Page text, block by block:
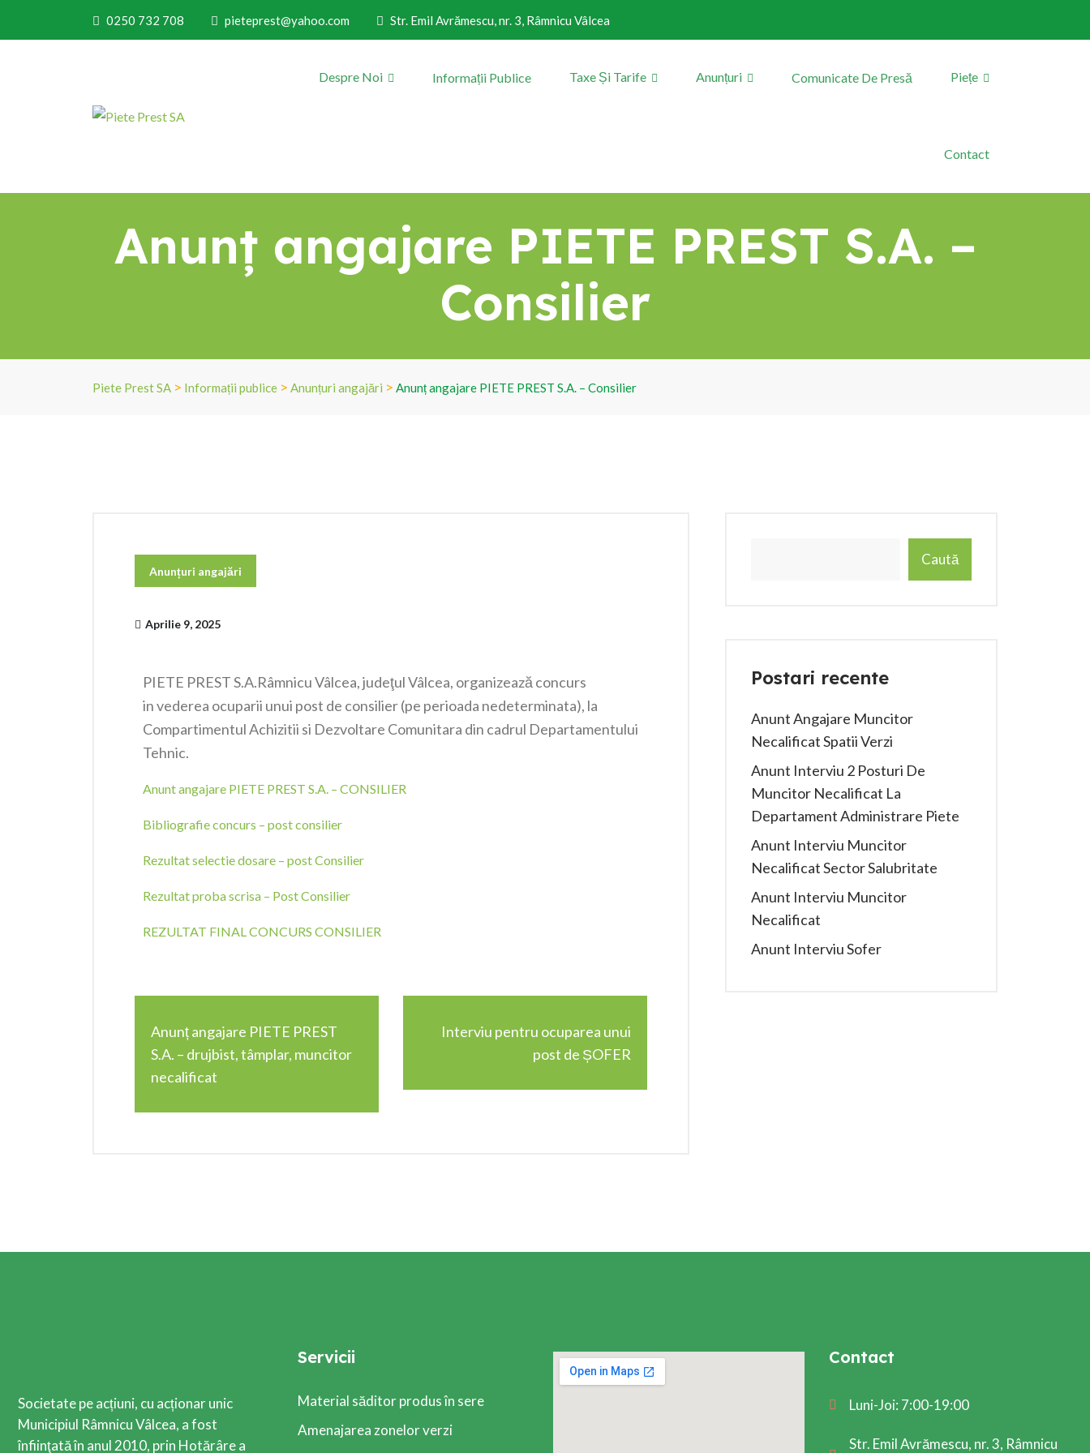
0250 732 708 pieteprest@yahoo.com Str. Emil Avrămescu, nr. 3, Râmnicu Vâlcea
Despre Noi Informații Publice Taxe Și Tarife Anunțuri Comunicate De Presă Piețe
Contact
Anunț angajare PIETE PREST S.A. –
Consilier
Piete Prest SA > Informații publice > Anunțuri angajări > Anunț angajare PIETE PREST S.A. – Consilier
Anunțuri angajări
Aprilie 9, 2025
PIETE PREST S.A.Râmnicu Vâlcea, judeţul Vâlcea, organizează concurs
in vederea ocuparii unui post de consilier (pe perioada nedeterminata), la
Compartimentul Achizitii si Dezvoltare Comunitara din cadrul Departamentului
Tehnic.
Anunt angajare PIETE PREST S.A. – CONSILIER
Bibliografie concurs – post consilier
Rezultat selectie dosare – post Consilier
Rezultat proba scrisa – Post Consilier
REZULTAT FINAL CONCURS CONSILIER
Anunț angajare PIETE PREST
S.A. – drujbist, tâmplar, muncitor
necalificat
Interviu pentru ocuparea unui
post de ȘOFER
Caută
Postari recente
Anunt Angajare Muncitor
Necalificat Spatii Verzi
Anunt Interviu 2 Posturi De
Muncitor Necalificat La
Departament Administrare Piete
Anunt Interviu Muncitor
Necalificat Sector Salubritate
Anunt Interviu Muncitor
Necalificat
Anunt Interviu Sofer
Societate pe acțiuni, cu acționar unic
Municipiul Râmnicu Vâlcea, a fost
înfiinţată în anul 2010, prin Hotărâre a
Servicii
Material săditor produs în sere
Amenajarea zonelor verzi
Contact
Luni-Joi: 7:00-19:00
Str. Emil Avrămescu, nr. 3, Râmnicu